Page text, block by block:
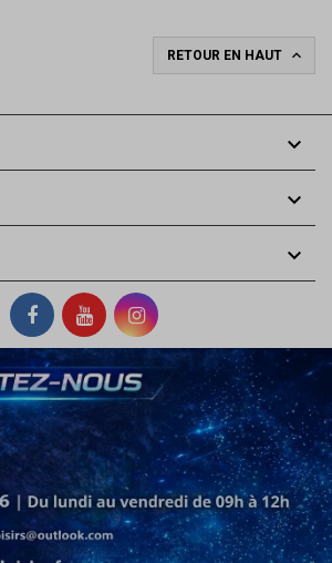
RETOUR EN HAUT 


